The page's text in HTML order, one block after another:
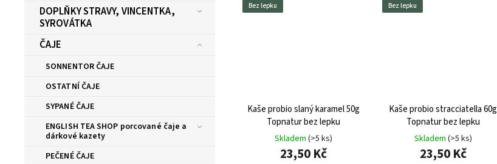
DOPLŇKY STRAVY, VINCENTKA,
SYROVÁTKA
ČAJE
SONNENTOR ČAJE
OSTATNÍ ČAJE
SYPANÉ ČAJE
ENGLISH TEA SHOP porcované čaje a
dárkové kazety
PEČENÉ ČAJE
Bez lepku
Kaše probio slaný karamel 50g
Topnatur bez lepku
Skladem (>5 ks)
23,50 Kč
Bez lepku
Kaše probio stracciatella 60g
Topnatur bez lepku
Skladem (>5 ks)
23,50 Kč